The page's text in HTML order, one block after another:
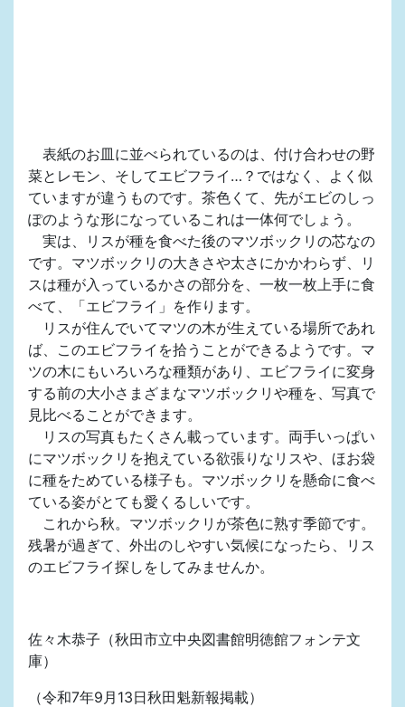
表紙のお皿に並べられているのは、付け合わせの野
菜とレモン、そしてエビフライ…？ではなく、よく似
ていますが違うものです。茶色くて、先がエビのしっ
ぽのような形になっているこれは一体何でしょう。
実は、リスが種を食べた後のマツボックリの芯なの
です。マツボックリの大きさや太さにかかわらず、リ
スは種が入っているかさの部分を、一枚一枚上手に食
べて、「エビフライ」を作ります。
リスが住んでいてマツの木が生えている場所であれ
ば、このエビフライを拾うことができるようです。マ
ツの木にもいろいろな種類があり、エビフライに変身
する前の大小さまざまなマツボックリや種を、写真で
見比べることができます。
リスの写真もたくさん載っています。両手いっぱい
にマツボックリを抱えている欲張りなリスや、ほお袋
に種をためている様子も。マツボックリを懸命に食べ
ている姿がとても愛くるしいです。
これから秋。マツボックリが茶色に熟す季節です。
残暑が過ぎて、外出のしやすい気候になったら、リス
のエビフライ探しをしてみませんか。
佐々木恭子（秋田市立中央図書館明徳館フォンテ文
庫）
（令和7年9月13日秋田魁新報掲載）